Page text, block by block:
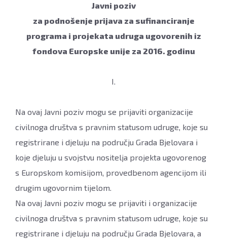
Javni poziv
za podnošenje prijava za sufinanciranje
programa i projekata udruga ugovorenih iz
fondova Europske unije za 2016. godinu
I.
Na ovaj Javni poziv mogu se prijaviti organizacije
civilnoga društva s pravnim statusom udruge, koje su
registrirane i djeluju na području Grada Bjelovara i
koje djeluju u svojstvu nositelja projekta ugovorenog
s Europskom komisijom, provedbenom agencijom ili
drugim ugovornim tijelom.
Na ovaj Javni poziv mogu se prijaviti i organizacije
civilnoga društva s pravnim statusom udruge, koje su
registrirane i djeluju na području Grada Bjelovara, a